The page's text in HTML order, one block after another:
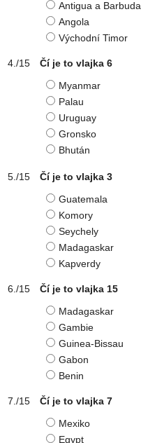
Antigua a Barbuda
Angola
Východní Timor
Čí je to vlajka 6
Myanmar
Palau
Uruguay
Gronsko
Bhután
Čí je to vlajka 3
Guatemala
Komory
Seychely
Madagaskar
Kapverdy
Čí je to vlajka 15
Madagaskar
Gambie
Guinea-Bissau
Gabon
Benin
Čí je to vlajka 7
Mexiko
Egypt